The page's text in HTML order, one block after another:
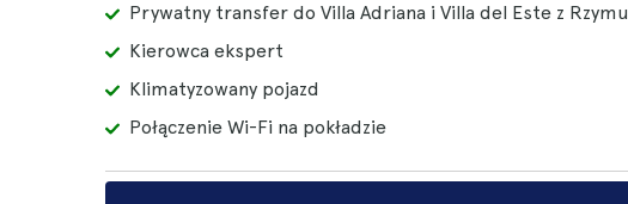
Prywatny transfer do Villa Adriana i Villa del Este z Rzymu
Kierowca ekspert
Klimatyzowany pojazd
Połączenie Wi-Fi na pokładzie